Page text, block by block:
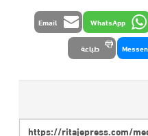
WhatsApp
Email
طباعة